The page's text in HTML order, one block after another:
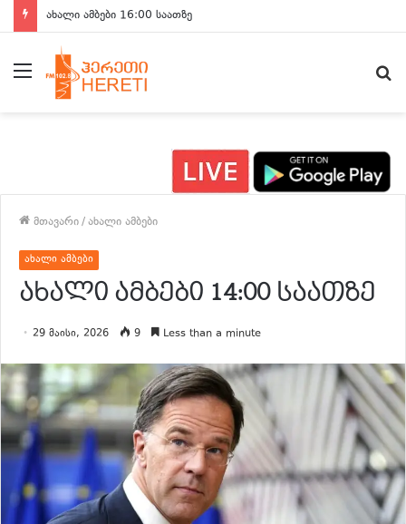
ახალი ამბები 15:00 საათზე
მენიუ
მთავარი/ახალი ამბები
ახალი ამბები
ახალი ამბები 14:00 საათზე
29 მაისი, 2026 9 Less than a minute